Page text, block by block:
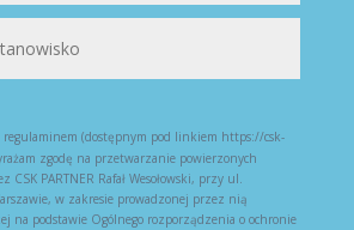
regulaminem (dostępnym pod linkiem https://csk-
zgodę na przetwarzanie powierzonych
CSK PARTNER Rafał Wesołowski, przy ul.
w zakresie prowadzonej przez nią
na podstawie Ogólnego rozporządzenia o ochronie